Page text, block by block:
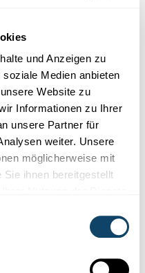
und Anzeigen zu
Medien anbieten
Website zu
Informationen zu Ihrer
unsere Partner für
weiter. Unsere
möglicherweise mit
ihnen bereitgestellt
Politik denken
und der
sind vor allem
denken.
sich selbst in der
etwas weiter rechts tun
der derzeitigen CSV-DP-
Luxemburgern 5,3 und